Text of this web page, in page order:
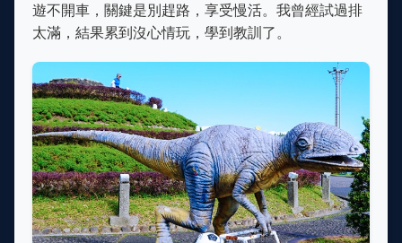
遊不開車，關鍵是別趕路，享受慢活。我曾經試過排
太滿，結果累到沒心情玩，學到教訓了。